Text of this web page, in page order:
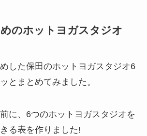
のホットヨガスタジオ
した保田のホットヨガスタジオ6
とまとめてみました。
に、6つのホットヨガスタジオを
る表を作りました!